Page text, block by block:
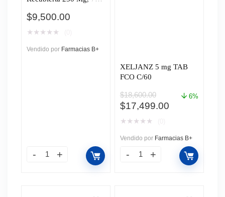
$9,500.00
★ ★ ★ ★ ★
Vendido por Farmacias B+
XELJANZ 5 mg TAB
FCO C/60
$18,600.00
El
precio
era:
$18,600.00.
$17,499.00El
es:
$17,499.00.
6%
★ ★ ★ ★ ★
Vendido por Farmacias B+